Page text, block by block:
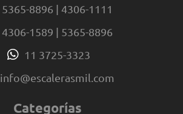
5365-8896 | 4306-1111
4306-1589 | 5365-8896
11 3725-3323
info@escalerasmil.com
Categorías